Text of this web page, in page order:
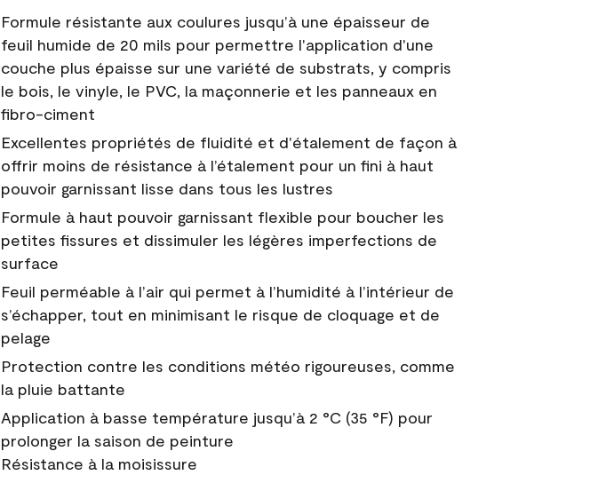
Formule résistante aux coulures jusqu’à une épaisseur de
feuil humide de 20 mils pour permettre l'application d'une
couche plus épaisse sur une variété de substrats, y compris
le bois, le vinyle, le PVC, la maçonnerie et les panneaux en
fibro-ciment
Excellentes propriétés de fluidité et d'étalement de façon à
offrir moins de résistance à l’étalement pour un fini à haut
pouvoir garnissant lisse dans tous les lustres
Formule à haut pouvoir garnissant flexible pour boucher les
petites fissures et dissimuler les légères imperfections de
surface
Feuil perméable à l’air qui permet à l’humidité à l’intérieur de
s’échapper, tout en minimisant le risque de cloquage et de
pelage
Protection contre les conditions météo rigoureuses, comme
la pluie battante
Application à basse température jusqu’à 2 °C (35 °F) pour
prolonger la saison de peinture
Résistance à la moisissure